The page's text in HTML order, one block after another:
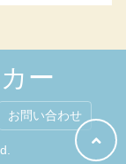
ー
お問い合わせ